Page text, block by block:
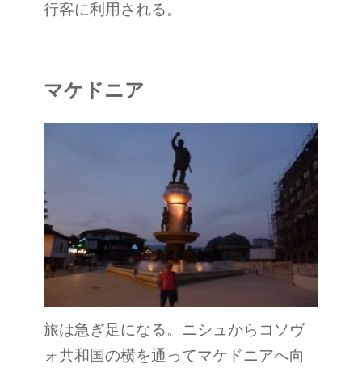
行客に利用される。
マケドニア
旅は急ぎ足になる。ニシュからコソヴ
ォ共和国の横を通ってマケドニアへ向